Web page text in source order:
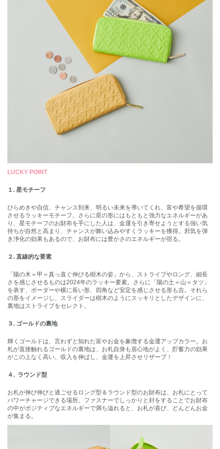
LUCKY POINT
１. 星モチーフ
ひらめきや自信、チャンス到来、明るい未来を導いてくれ、富や希望を循環
させるラッキーモチーフ。さらに星の形にはもともと強力なエネルギーがあ
り、星モチーフのお財布を手にした人は、金運を引き寄せようとする強い気
持ちが自然と高まり、チャンスが舞い込みやすくラッキーを獲得。邪気を弾
き浄化の効果もあるので、お財布には豊かさのエネルギーが宿る。
２. 直線的な要素
「陽の木＝甲＝真っ直ぐ伸びる樹木の姿」から、ストライプやロング、細長
さを感じさせるものは2024年のラッキー要素。さらに「陽の土＝山＝タツ」
を表す、ボーダーや横に長い形、四角など安定を感じさせる形も吉。それら
の形をイメージし、スライダーは樹木のようにスッキリとしたデザインに、
裏地はストライプをセレクト。
３. ゴールドの裏地
輝くゴールドは、言わずと知れた富やお金を象徴する金運アップカラー。お
札が直接触れるゴールドの裏地は、お札自身も居心地がよく、貯蓄力の効果
がこの上なく高い。収入を伸ばし、金運を上昇させリザーブ！
４. ラウンド型
お札が伸び伸びと過ごせるロング型＆ラウンド型のお財布は、お札にとって
パワーチャージできる場所。ファスナーでしっかりと封をすることでお財布
の中がポジティブなエネルギーで満ち溢れると、お札が喜び、どんどんお金
が集まる。